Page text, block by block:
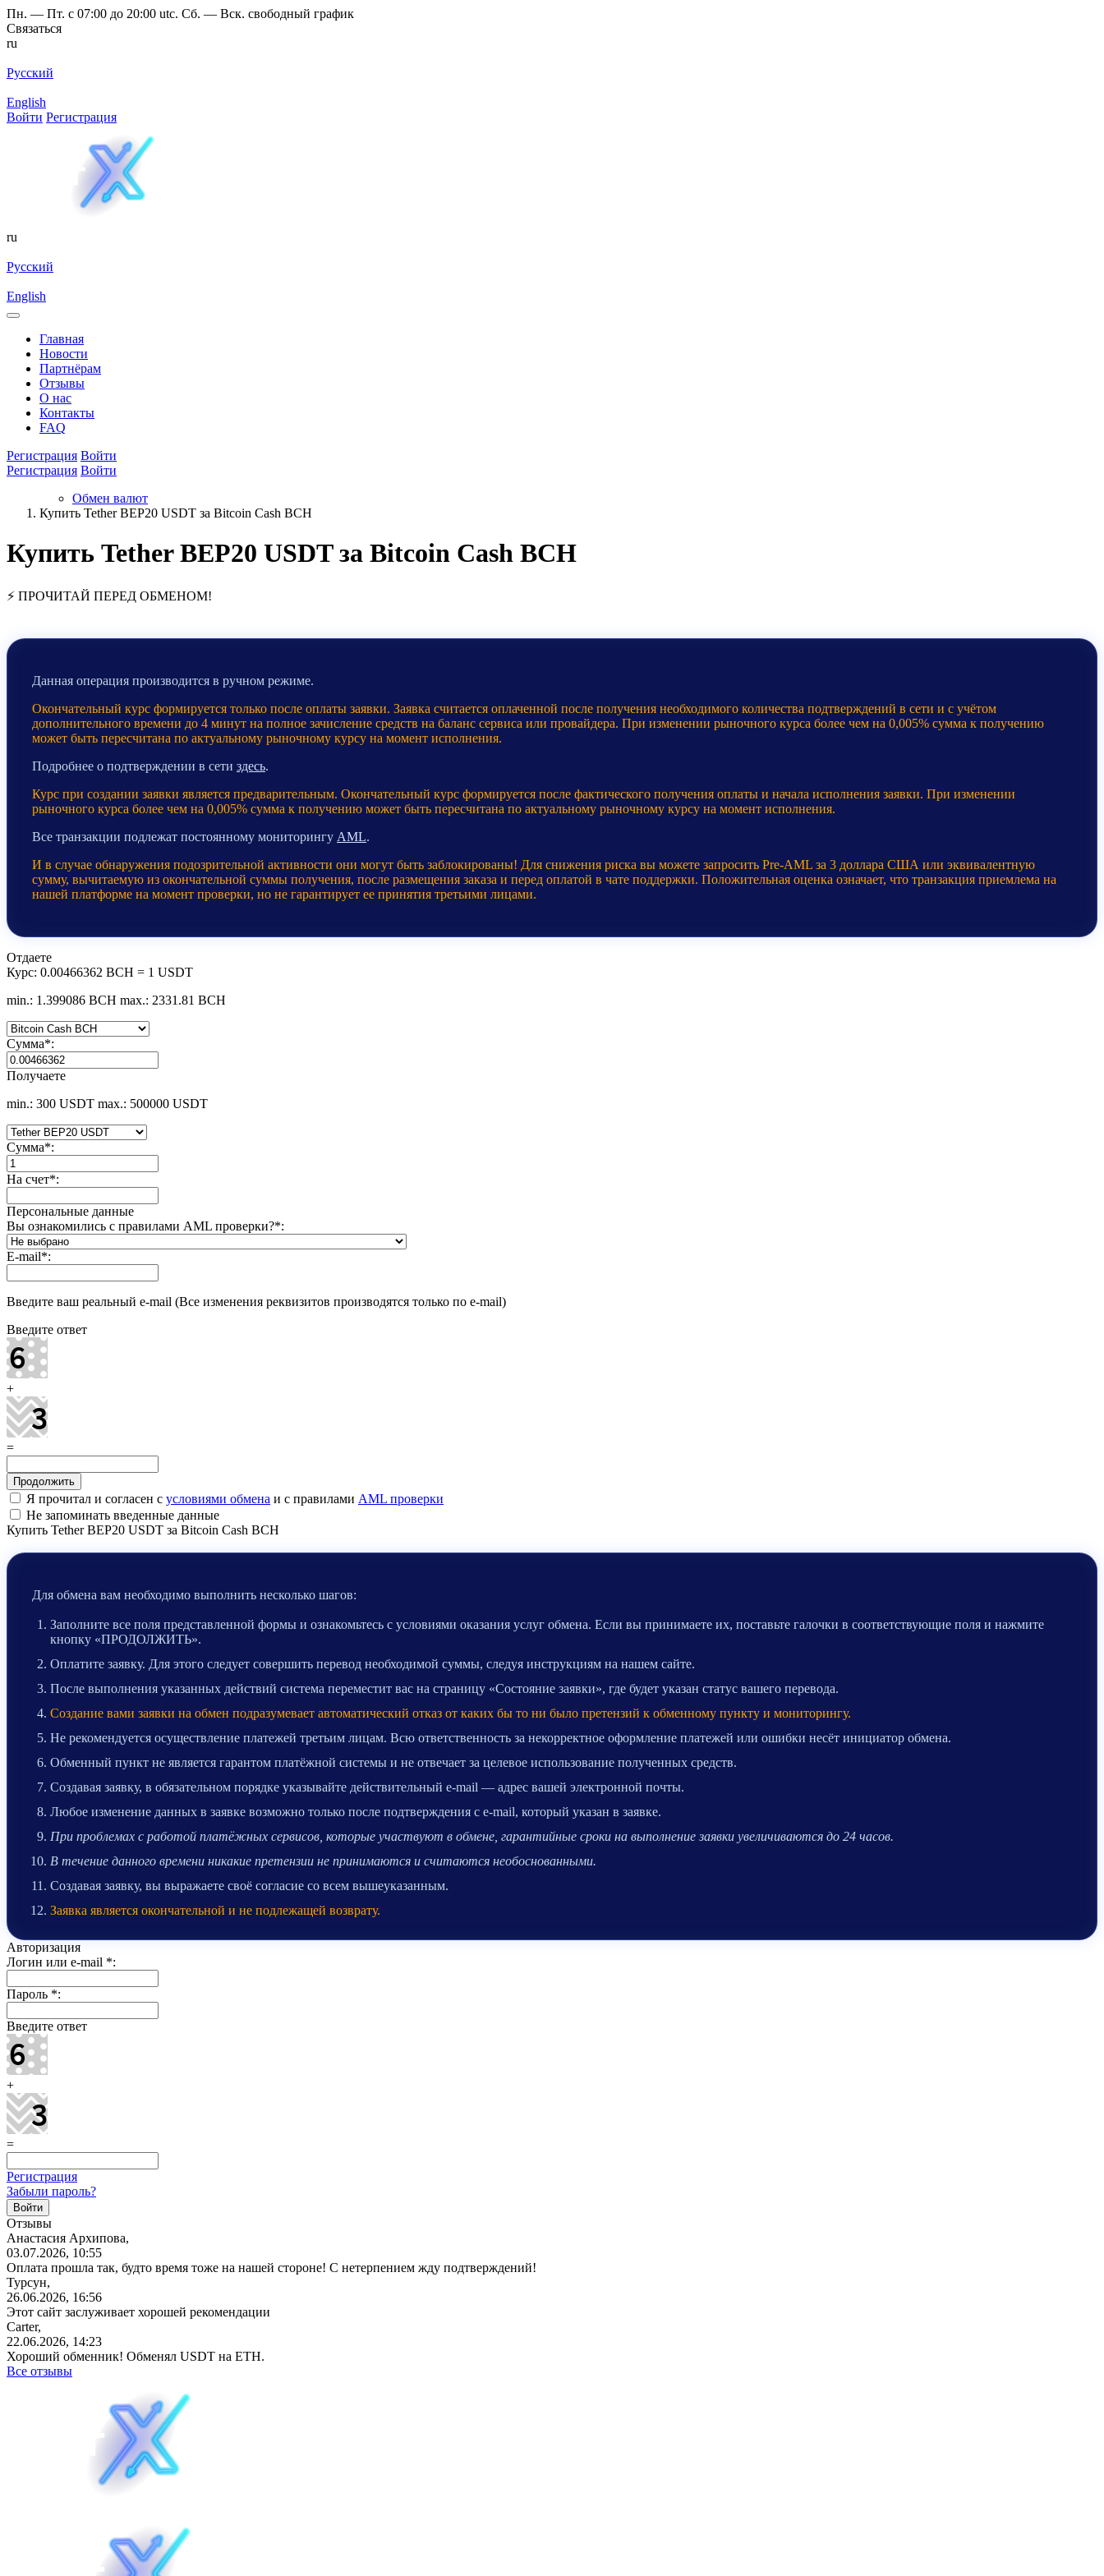
Пн. — Пт. с 07:00 до 20:00 utc. Сб. — Вск. свободный график
Связаться
ru
Русский
English
Войти Регистрация
ru
Русский
English
Главная
Новости
Партнёрам
Отзывы
О нас
Контакты
FAQ
Регистрация Войти
Регистрация Войти
Обмен валют
Купить Tether BEP20 USDT за Bitcoin Cash BCH
Купить Tether BEP20 USDT за Bitcoin Cash BCH
⚡ ПРОЧИТАЙ ПЕРЕД ОБМЕНОМ!
Данная операция производится в ручном режиме.
Окончательный курс формируется только после оплаты заявки. Заявка считается оплаченной после получения необходимого количества подтверждений в сети и с учётом
дополнительного времени до 4 минут на полное зачисление средств на баланс сервиса или провайдера. При изменении рыночного курса более чем на 0,005% сумма к получению
может быть пересчитана по актуальному рыночному курсу на момент исполнения.
Подробнее о подтверждении в сети здесь.
Курс при создании заявки является предварительным. Окончательный курс формируется после фактического получения оплаты и начала исполнения заявки. При изменении
рыночного курса более чем на 0,005% сумма к получению может быть пересчитана по актуальному рыночному курсу на момент исполнения.
Все транзакции подлежат постоянному мониторингу AML.
И в случае обнаружения подозрительной активности они могут быть заблокированы! Для снижения риска вы можете запросить Pre-AML за 3 доллара США или эквивалентную
сумму, вычитаемую из окончательной суммы получения, после размещения заказа и перед оплатой в чате поддержки. Положительная оценка означает, что транзакция приемлема на
нашей платформе на момент проверки, но не гарантирует ее принятия третьими лицами.
Отдаете
Курс: 0.00466362 BCH = 1 USDT
min.: 1.399086 BCH max.: 2331.81 BCH
Сумма*:
Получаете
min.: 300 USDT max.: 500000 USDT
Сумма*:
На счет*:
Персональные данные
Вы ознакомились с правилами AML проверки?*:
E-mail*:
Введите ваш реальный e-mail (Все изменения реквизитов производятся только по e-mail)
Введите ответ
+
=
Я прочитал и согласен с условиями обмена и с правилами AML проверки
Не запоминать введенные данные
Купить Tether BEP20 USDT за Bitcoin Cash BCH
Для обмена вам необходимо выполнить несколько шагов:
Заполните все поля представленной формы и ознакомьтесь с условиями оказания услуг обмена. Если вы принимаете их, поставьте галочки в соответствующие поля и нажмите
кнопку «ПРОДОЛЖИТЬ».
Оплатите заявку. Для этого следует совершить перевод необходимой суммы, следуя инструкциям на нашем сайте.
После выполнения указанных действий система переместит вас на страницу «Состояние заявки», где будет указан статус вашего перевода.
Создание вами заявки на обмен подразумевает автоматический отказ от каких бы то ни было претензий к обменному пункту и мониторингу.
Не рекомендуется осуществление платежей третьим лицам. Всю ответственность за некорректное оформление платежей или ошибки несёт инициатор обмена.
Обменный пункт не является гарантом платёжной системы и не отвечает за целевое использование полученных средств.
Создавая заявку, в обязательном порядке указывайте действительный e-mail — адрес вашей электронной почты.
Любое изменение данных в заявке возможно только после подтверждения с e-mail, который указан в заявке.
При проблемах с работой платёжных сервисов, которые участвуют в обмене, гарантийные сроки на выполнение заявки увеличиваются до 24 часов.
В течение данного времени никакие претензии не принимаются и считаются необоснованными.
Создавая заявку, вы выражаете своё согласие со всем вышеуказанным.
Заявка является окончательной и не подлежащей возврату.
Авторизация
Логин или e-mail *:
Пароль *:
Введите ответ
+
=
Регистрация
Забыли пароль?
Отзывы
Анастасия Архипова,
03.07.2026, 10:55
Оплата прошла так, будто время тоже на нашей стороне! С нетерпением жду подтверждений!
Турсун,
26.06.2026, 16:56
Этот сайт заслуживает хорошей рекомендации
Carter,
22.06.2026, 14:23
Хороший обменник! Обменял USDT на ETH.
Все отзывы